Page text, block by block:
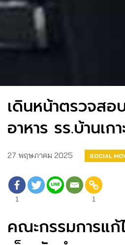
เดินหน้าตรวจสอ
อาหาร รร.บ้านเก
27 พฤษภาคม 2025 SOCIAL
1 1
คณะกรรมการแ